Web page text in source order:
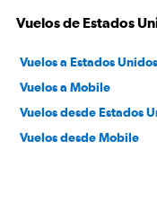
Vuelos de Estados
Vuelos a Estados Unidos
Vuelos a Mobile
Vuelos desde Estados
Vuelos desde Mobile